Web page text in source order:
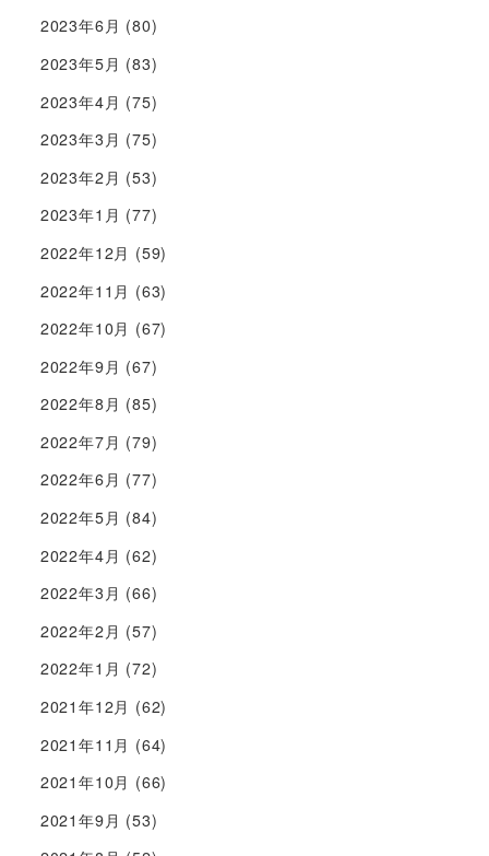
2023年6月 (80)
2023年5月 (83)
2023年4月 (75)
2023年3月 (75)
2023年2月 (53)
2023年1月 (77)
2022年12月 (59)
2022年11月 (63)
2022年10月 (67)
2022年9月 (67)
2022年8月 (85)
2022年7月 (79)
2022年6月 (77)
2022年5月 (84)
2022年4月 (62)
2022年3月 (66)
2022年2月 (57)
2022年1月 (72)
2021年12月 (62)
2021年11月 (64)
2021年10月 (66)
2021年9月 (53)